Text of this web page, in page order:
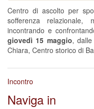
Centro di ascolto per
sofferenza
incontrando e
giovedì 15 maggio,
Chiara, Centro storico di
Incontro
Naviga in